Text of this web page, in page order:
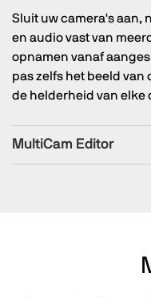
Sluit uw camera's aan,
en audio vast van
opnamen vanaf
pas zelfs het beeld van
de helderheid van elke
MultiCam Editor